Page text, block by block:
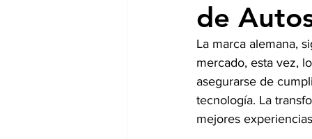
de
La marca alemana,
mercado, esta vez,
asegurarse de
tecnología. La
mejores